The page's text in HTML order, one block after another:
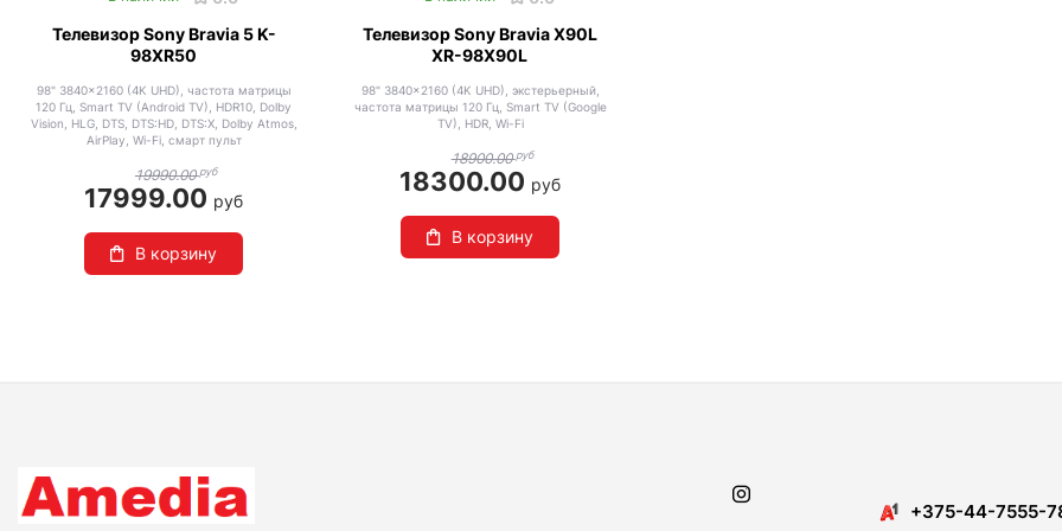
Телевизор Sony Bravia 5 K-
98XR50
98" 3840x2160 (4K UHD), частота матрицы
120 Гц, Smart TV (Android TV), HDR10, Dolby
Vision, HLG, DTS, DTS:HD, DTS:X, Dolby Atmos,
AirPlay, Wi-Fi, смарт пульт
19990.00руб
17999.00 руб
В корзину
Телевизор Sony Bravia X90L
XR-98X90L
98" 3840x2160 (4K UHD), экстерьерный,
частота матрицы 120 Гц, Smart TV (Google
TV), HDR, Wi-Fi
18900.00руб
18300.00 руб
В корзину
​​+375-44-7555-